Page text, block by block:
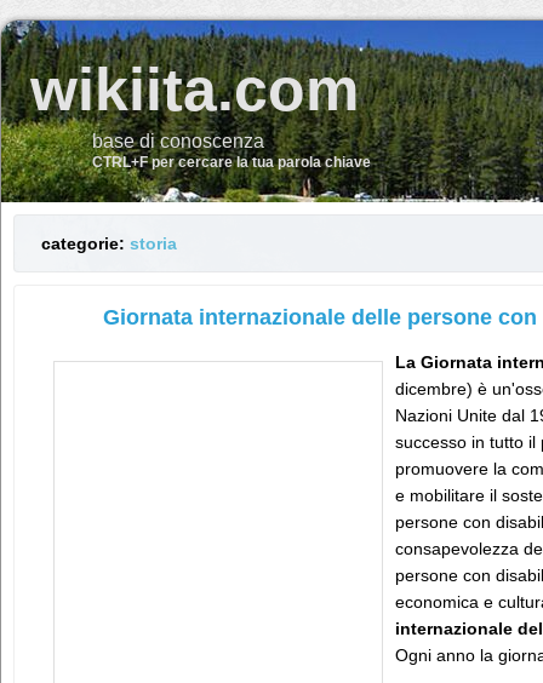
wikiita.com
base di conoscenza
CTRL+F per cercare la tua parola chiave
categorie: storia
Giornata internazionale delle persone
La Giornata
dicembre) è
Nazioni Unite dal
successo in tutto il
promuovere la
e mobilitare il
persone con
consapevolezza
persone con
economica e
internazionale
Ogni anno la